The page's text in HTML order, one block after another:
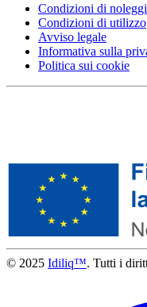
Condizioni di
Condizioni di utilizzo
Avviso legale
Informativa sulla
Politica sui cookie
© 2025 Idiliq™. Tutti i